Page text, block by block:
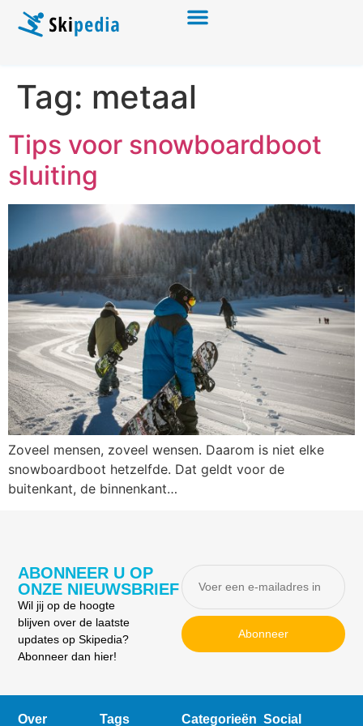
Tag: metaal
Tips voor snowboardboot
sluiting
Zoveel mensen, zoveel wensen. Daarom is niet elke
snowboardboot hetzelfde. Dat geldt voor de
buitenkant, de binnenkant…
ABONNEER U OP
ONZE NIEUWSBRIEF
Wil jij op de hoogte
blijven over de laatste
updates op Skipedia?
Abonneer dan hier!
Abonneer
Over Tags Categorieën Social